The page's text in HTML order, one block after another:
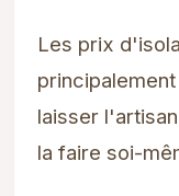
Les prix
laisser
la faire soi-